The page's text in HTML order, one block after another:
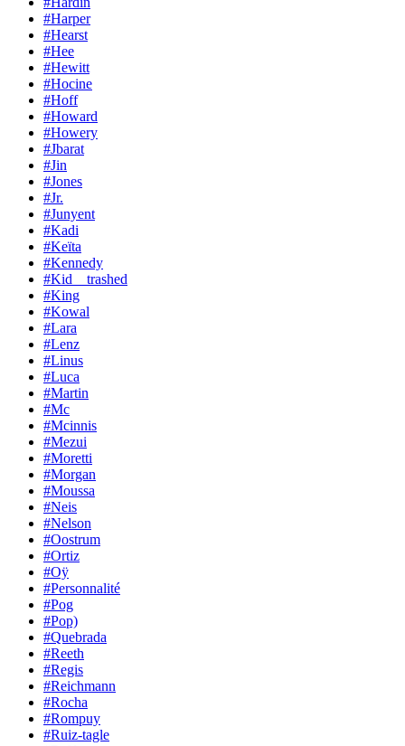
#Harper
#Hearst
#Hee
#Hewitt
#Hocine
#Hoff
#Howard
#Howery
#Jbarat
#Jin
#Jones
#Jr.
#Junyent
#Kadi
#Keïta
#Kennedy
#Kid__trashed
#King
#Kowal
#Lara
#Lenz
#Linus
#Luca
#Martin
#Mc
#Mcinnis
#Mezui
#Moretti
#Morgan
#Moussa
#Neis
#Nelson
#Oostrum
#Ortiz
#Oÿ
#Personnalité
#Pog
#Pop)
#Quebrada
#Reeth
#Regis
#Reichmann
#Rocha
#Rompuy
#Ruiz-tagle